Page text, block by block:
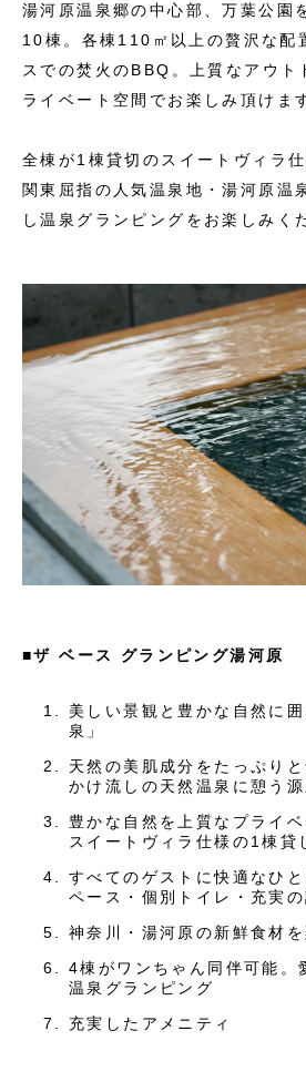
湯河原温泉郷の中心部、万葉公園
10棟。各棟110㎡以上の贅沢な配
スでの焚火のBBQ。上質なアウト
ライベート空間でお楽しみ頂けま
全棟が1棟貸切のスイートヴィラ仕
関東屈指の人気温泉地・湯河原温
し温泉グランピングをお楽しみく
■ザ ベース グランピング湯河原
美しい景観と豊かな自然に
泉」
天然の美肌成分をたっぷり
かけ流しの天然温泉に憩う
豊かな自然を上質なプライ
スイートヴィラ仕様の1棟貸
すべてのゲストに快適なひ
ペース・個別トイレ・充実
神奈川・湯河原の新鮮食材
4棟がワンちゃん同伴可能。
温泉グランピング
充実したアメニティ